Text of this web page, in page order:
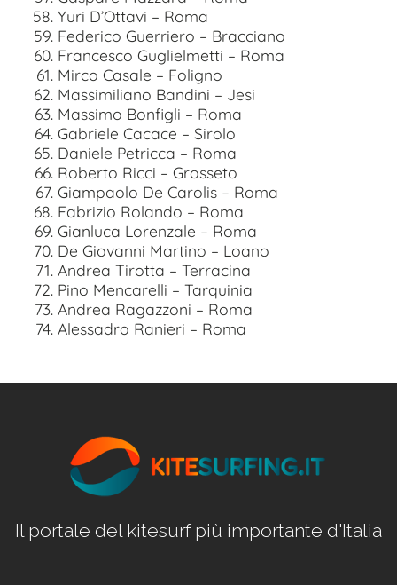
Yuri D’Ottavi – Roma
Federico Guerriero – Bracciano
Francesco Guglielmetti – Roma
Mirco Casale – Foligno
Massimiliano Bandini – Jesi
Massimo Bonfigli – Roma
Gabriele Cacace – Sirolo
Daniele Petricca – Roma
Roberto Ricci – Grosseto
Giampaolo De Carolis – Roma
Fabrizio Rolando – Roma
Gianluca Lorenzale – Roma
De Giovanni Martino – Loano
Andrea Tirotta – Terracina
Pino Mencarelli – Tarquinia
Andrea Ragazzoni – Roma
Alessadro Ranieri – Roma
Il portale del kitesurf più importante d'Italia